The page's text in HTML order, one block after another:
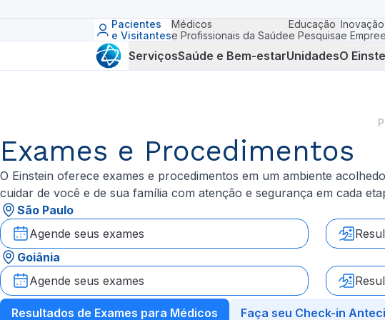
Pacientes
e Visitantes
Médicos
e Profissionais da Saúde
Educação
e Pesquisa
Inovação
e
ServiçosSaúde e Bem-estarUnidadesO
Exames e Procedimentos
O Einstein oferece exames e procedimentos em um ambiente
cuidar de você e de sua família com atenção e segurança em cada
São Paulo
Agende seus exames
Goiânia
Agende seus exames
Resultados de Exames para Médicos Faça seu Check-in